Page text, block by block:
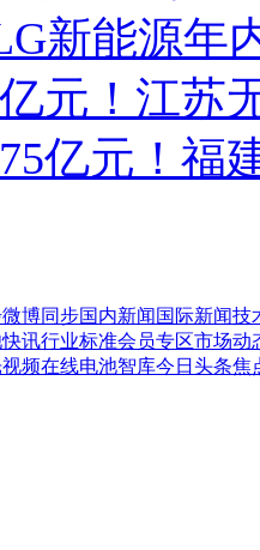
新能源年
元！江苏
亿元！福
微博同步国内新闻 国际新闻技
讯行业标准会员专区市场动
视频在线电池智库今日头条焦